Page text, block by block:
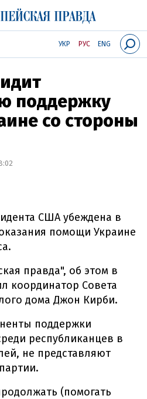
УКР РУС ENG
поддержку
со стороны
США убеждена в
помощи Украине
правда", об этом в
координатор Совета
дома Джон Кирби.
поддержки
республиканцев в
не представляют
(помогать